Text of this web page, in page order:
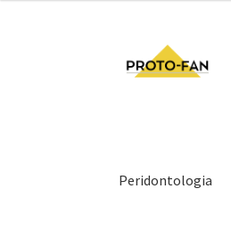
Peridontologia